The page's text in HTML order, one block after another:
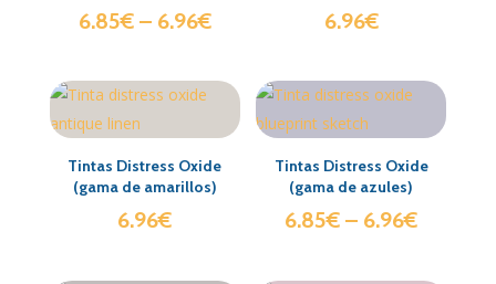
6.85€– 6.96€ 6.96€
Tintas Distress Oxide
(gama de amarillos)
6.96€
Tintas Distress Oxide
(gama de azules)
6.85€ – 6.96€